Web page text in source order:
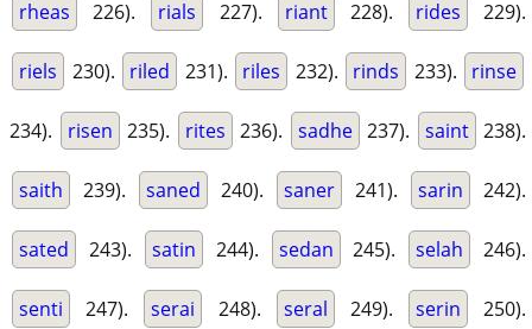
rheas 226). rials 227). riant 228). rides 229).
riels 230). riled 231). riles 232). rinds 233). rinse
234). risen 235). rites 236). sadhe 237). saint 238).
saith 239). saned 240). saner 241). sarin 242).
sated 243). satin 244). sedan 245). selah 246).
senti 247). serai 248). seral 249). serin 250).